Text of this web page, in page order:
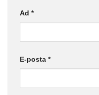
Ad *
E-posta *